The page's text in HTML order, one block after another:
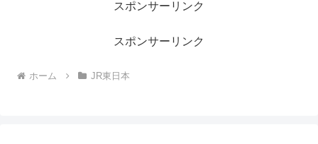
スポンサーリンク
スポンサーリンク
ホーム JR東日本